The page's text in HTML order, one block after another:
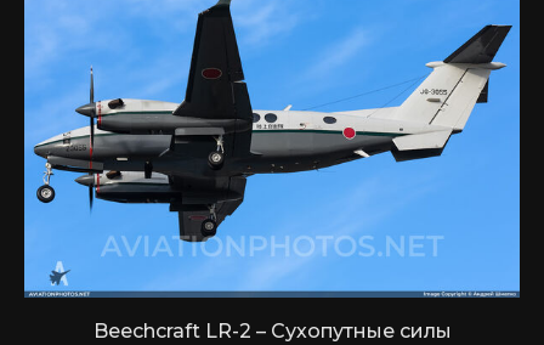
Beechcraft LR-2 – Сухопутные силы